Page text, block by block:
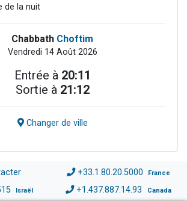
de la nuit
Chabbath Choftim
Vendredi 14 Août 2026
Entrée à 20:11
Sortie à 21:12
Changer de ville
+33.1.80.20.5000 France
Israël +1.437.887.14.93 Canada